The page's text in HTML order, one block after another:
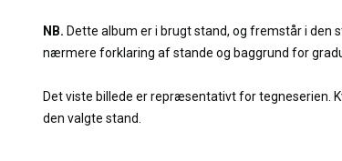
NB. Dette album er i brugt stand, og fremstår i den
nærmere forklaring af stande og baggrund for
Det viste billede er repræsentativt for tegneserien.
den valgte stand.